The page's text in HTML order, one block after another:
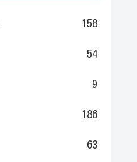
158
54
9
186
63